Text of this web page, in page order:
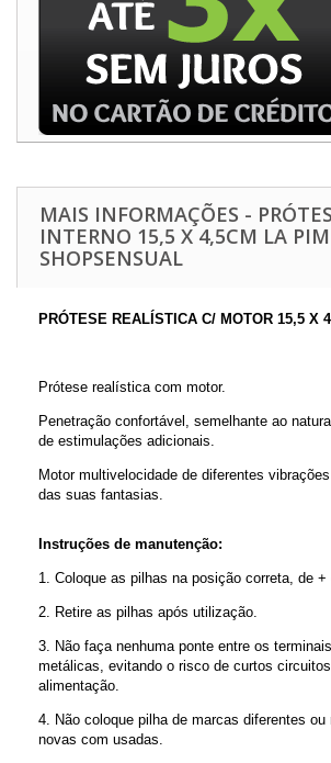
MAIS INFORMAÇÕES -
INTERNO 15,5 X 4,5CM LA
SHOPSENSUAL
PRÓTESE REALÍSTICA C/ MOTOR 15,5 X
Prótese realística com motor.
Penetração confortável, semelhante ao
de estimulações adicionais.
Motor multivelocidade de diferentes
das suas fantasias.
Instruções de manutenção:
1. Coloque as pilhas na posição correta, de +
2. Retire as pilhas após utilização.
3. Não faça nenhuma ponte entre os
metálicas, evitando o risco de curtos
alimentação.
4. Não coloque pilha de marcas diferentes ou
novas com usadas.